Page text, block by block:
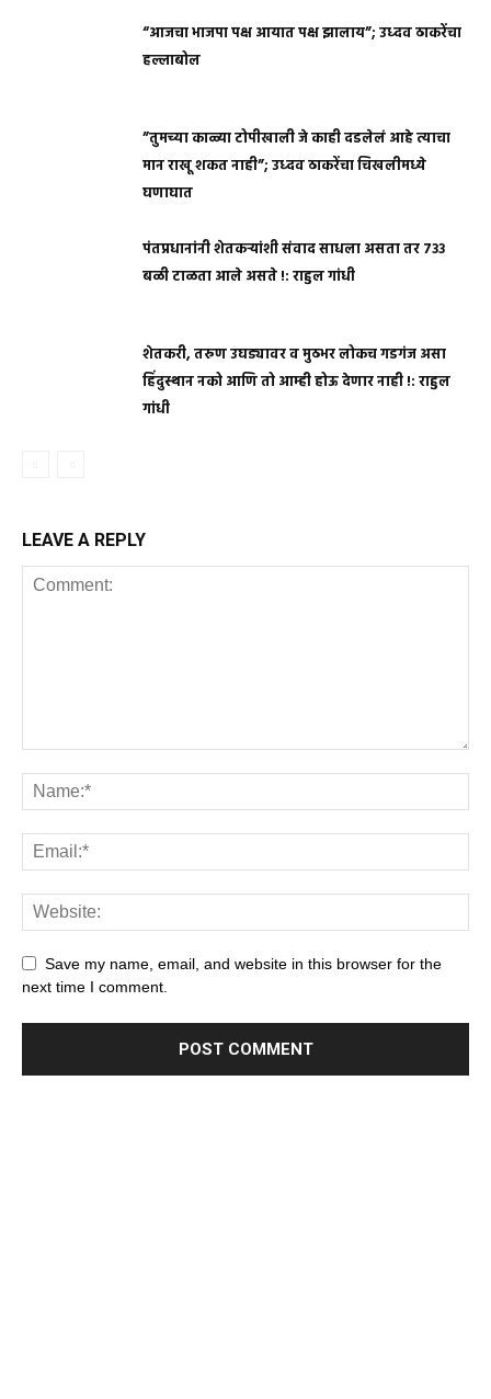
“आजचा भाजपा पक्ष आयात पक्ष झालाय”; उध्दव ठाकरेंचा
हल्लाबोल
”तुमच्या काळ्या टोपीखाली जे काही दडलेलं आहे त्याचा
मान राखू शकत नाही”; उध्दव ठाकरेंचा चिखलीमध्ये
घणाघात
पंतप्रधानांनी शेतकऱ्यांशी संवाद साधला असता तर ७३३
बळी टाळता आले असते !: राहुल गांधी
शेतकरी, तरुण उघड्यावर व मुठभर लोकच गडगंज असा
हिंदुस्थान नको आणि तो आम्ही होऊ देणार नाही !: राहुल
गांधी
LEAVE A REPLY
Save my name, email, and website in this browser for the
next time I comment.